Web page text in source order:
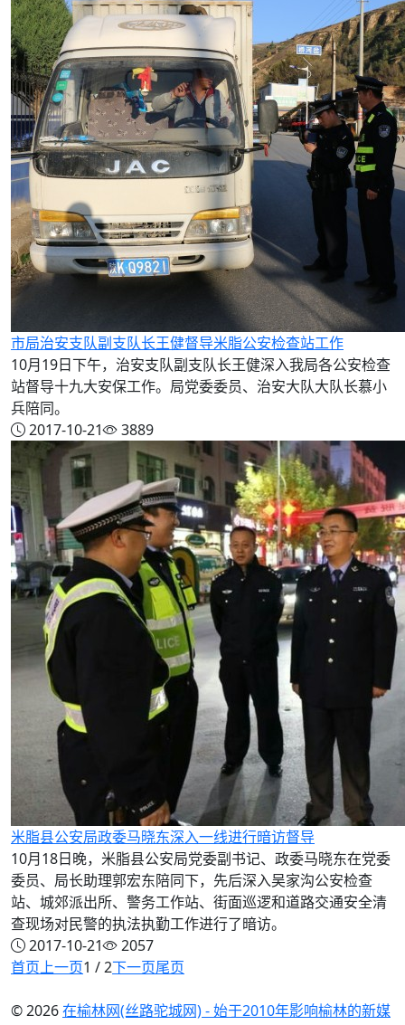
市局治安支队副支队长王健督导米脂公安检查站工作
10月19日下午，治安支队副支队长王健深入我局各公安检查
站督导十九大安保工作。局党委委员、治安大队大队长慕小
兵陪同。
2017-10-21
3889
米脂县公安局政委马晓东深入一线进行暗访督导
10月18日晚，米脂县公安局党委副书记、政委马晓东在党委
委员、局长助理郭宏东陪同下，先后深入吴家沟公安检查
站、城郊派出所、警务工作站、街面巡逻和道路交通安全清
查现场对民警的执法执勤工作进行了暗访。
2017-10-21
2057
首页上一页1 / 2下一页尾页
© 2026在榆林网(丝路驼城网) - 始于2010年影响榆林的新媒